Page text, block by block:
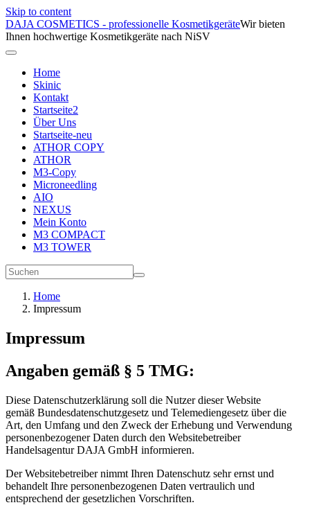
Skip to content
DAJA COSMETICS - professionelle KosmetikgeräteWir bieten
Ihnen hochwertige Kosmetikgeräte nach NiSV
Home
Skinic
Kontakt
Startseite2
Über Uns
Startseite-neu
ATHOR COPY
ATHOR
M3-Copy
Microneedling
AIO
NEXUS
Mein Konto
M3 COMPACT
M3 TOWER
Home
Impressum
Impressum
Angaben gemäß § 5 TMG:
Diese Datenschutzerklärung soll die Nutzer dieser Website
gemäß Bundesdatenschutzgesetz und Telemediengesetz über die
Art, den Umfang und den Zweck der Erhebung und Verwendung
personenbezogener Daten durch den Websitebetreiber
Handelsagentur DAJA GmbH informieren.
Der Websitebetreiber nimmt Ihren Datenschutz sehr ernst und
behandelt Ihre personenbezogenen Daten vertraulich und
entsprechend der gesetzlichen Vorschriften.